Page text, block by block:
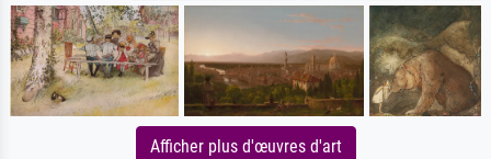
Afficher plus d'œuvres d'art